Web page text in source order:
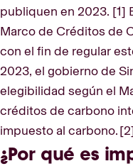
publiquen en 2023. [1]
Marco de Créditos de
con el fin de regular
2023, el gobierno de
elegibilidad según el
créditos de carbono
impuesto al carbono.
¿Por qué es